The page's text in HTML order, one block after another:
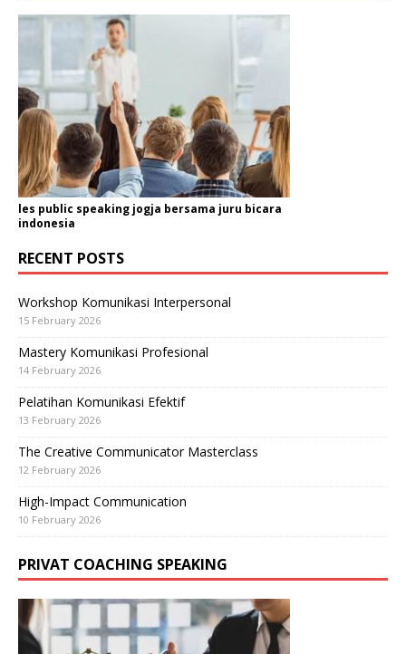
les public speaking jogja bersama juru bicara
indonesia
RECENT POSTS
Workshop Komunikasi Interpersonal
15 February 2026
Mastery Komunikasi Profesional
14 February 2026
Pelatihan Komunikasi Efektif
13 February 2026
The Creative Communicator Masterclass
12 February 2026
High-Impact Communication
10 February 2026
PRIVAT COACHING SPEAKING